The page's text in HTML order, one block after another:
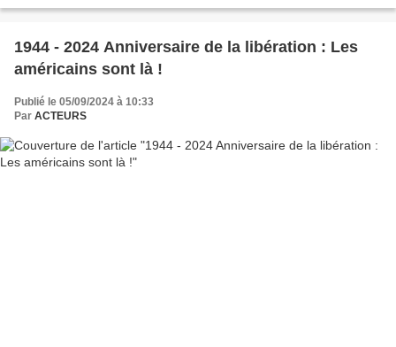
1944 - 2024 Anniversaire de la libération : Les
américains sont là !
Publié le 05/09/2024 à 10:33
Par ACTEURS